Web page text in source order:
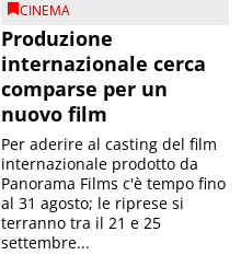
CINEMA
Produzione
internazionale cerca
comparse per un
nuovo film
Per aderire al casting del film
internazionale prodotto da
Panorama Films c'è tempo fino
al 31 agosto; le riprese si
terranno tra il 21 e 25
settembre...